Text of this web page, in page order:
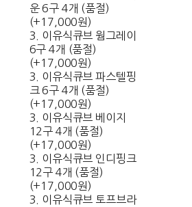
운 6구 4개 (품절)
(+17,000원)
3. 이유식큐브 웜그레이
6구 4개 (품절)
(+17,000원)
3. 이유식큐브 파스텔핑
크 6구 4개 (품절)
(+17,000원)
3. 이유식큐브 베이지
12구 4개 (품절)
(+17,000원)
3. 이유식큐브 인디핑크
12구 4개 (품절)
(+17,000원)
3. 이유식큐브 토프브라